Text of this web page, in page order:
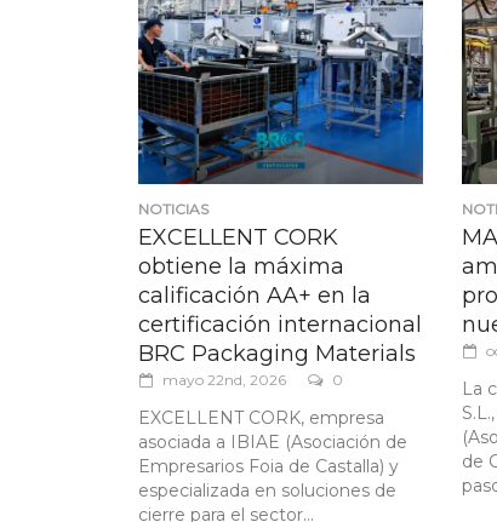
NOTICIAS
EXCELLENT CORK
obtiene la máxima
calificación AA+ en la
certificación internacional
BRC Packaging Materials
mayo 22nd, 2026 0
EXCELLENT CORK, empresa
asociada a IBIAE (Asociación de
Empresarios Foia de Castalla) y
especializada en soluciones de
cierre para el sector...
La
de